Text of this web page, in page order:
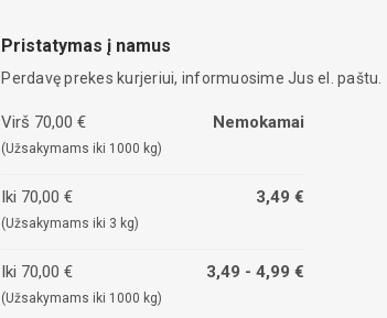
Pristatymas į namus
Perdavę prekes kurjeriui, informuosime Jus el. paštu.
Virš 70,00 €
(Užsakymams iki 1000 kg)
Nemokamai
Iki 70,00 €
(Užsakymams iki 3 kg)
3,49 €
Iki 70,00 €
(Užsakymams iki 1000 kg)
3,49 - 4,99 €